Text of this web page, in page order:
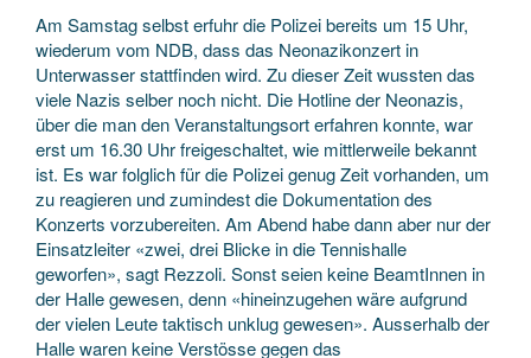
Am Samstag selbst erfuhr die Polizei bereits um 15 Uhr,
wiederum vom NDB, dass das Neonazikonzert in
Unterwasser stattfinden wird. Zu dieser Zeit wussten das
viele Nazis selber noch nicht. Die Hotline der Neonazis,
über die man den Veranstaltungsort erfahren konnte, war
erst um 16.30 Uhr freigeschaltet, wie mittlerweile bekannt
ist. Es war folglich für die Polizei genug Zeit vorhanden, um
zu reagieren und zumindest die Dokumentation des
Konzerts vorzubereiten. Am Abend habe dann aber nur der
Einsatzleiter «zwei, drei Blicke in die Tennishalle
geworfen», sagt Rezzoli. Sonst seien keine BeamtInnen in
der Halle gewesen, denn «hineinzugehen wäre aufgrund
der vielen Leute taktisch unklug gewesen». Ausserhalb der
Halle waren keine Verstösse gegen das